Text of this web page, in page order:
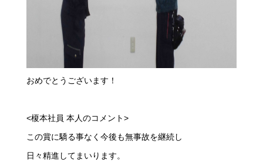
おめでとうございます！
<榎本社員 本人のコメント>
この賞に驕る事なく今後も無事故を継続し
日々精進してまいります。